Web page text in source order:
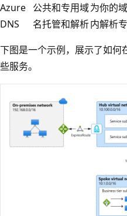
Azure
DNS
公共和专用域
名托管和解析
为你的
内解析
下图是一个示例，展示了如
些服务。